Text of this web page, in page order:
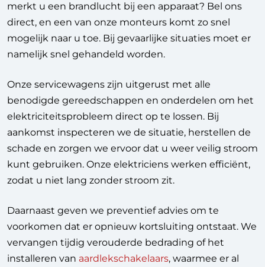
merkt u een brandlucht bij een apparaat? Bel ons
direct, en een van onze monteurs komt zo snel
mogelijk naar u toe. Bij gevaarlijke situaties moet er
namelijk snel gehandeld worden.
Onze servicewagens zijn uitgerust met alle
benodigde gereedschappen en onderdelen om het
elektriciteitsprobleem direct op te lossen. Bij
aankomst inspecteren we de situatie, herstellen de
schade en zorgen we ervoor dat u weer veilig stroom
kunt gebruiken. Onze elektriciens werken efficiënt,
zodat u niet lang zonder stroom zit.
Daarnaast geven we preventief advies om te
voorkomen dat er opnieuw kortsluiting ontstaat. We
vervangen tijdig verouderde bedrading of het
installeren van aardlekschakelaars, waarmee er al